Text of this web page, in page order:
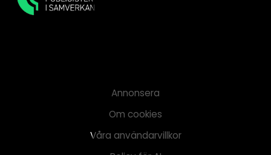
Annonsera
Om cookies
Våra användarvillkor